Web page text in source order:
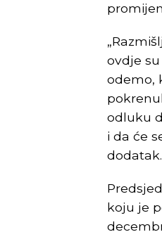
ovdje
odemo,
odluku
i da će
dodatak.
koju je